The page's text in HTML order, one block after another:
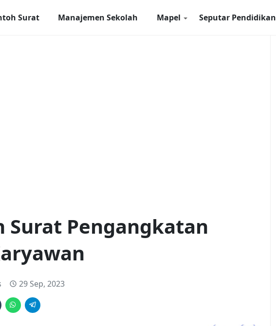
Surat Manajemen Sekolah Mapel Seputar Pendidikan
Surat Pengangkatan
29 Sep, 2023